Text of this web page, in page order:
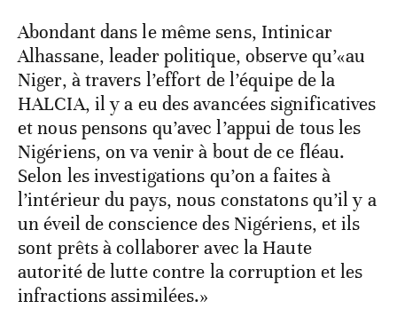
Abondant dans le même sens, Intinicar
Alhassane, leader politique, observe qu’«au
Niger, à travers l’effort de l’équipe de la
HALCIA, il y a eu des avancées significatives
et nous pensons qu’avec l’appui de tous les
Nigériens, on va venir à bout de ce fléau.
Selon les investigations qu’on a faites à
l’intérieur du pays, nous constatons qu’il y a
un éveil de conscience des Nigériens, et ils
sont prêts à collaborer avec la Haute
autorité de lutte contre la corruption et les
infractions assimilées.»